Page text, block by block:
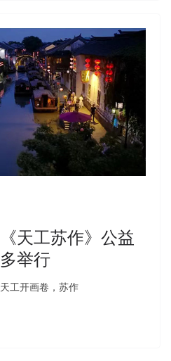
天工苏作》公益
举行
工开画卷，苏作